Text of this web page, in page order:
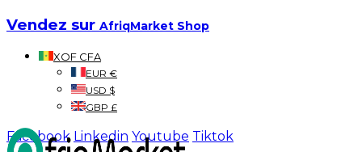
Vendez sur AfriqMarket Shop
XOF CFA
EUR €
USD $
GBP £
Facebook Linkedin Youtube Tiktok